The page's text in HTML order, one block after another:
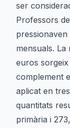
ser
Professors
mensuals.
euros sorgeix
complement
aplicat en
quantitats
primària i